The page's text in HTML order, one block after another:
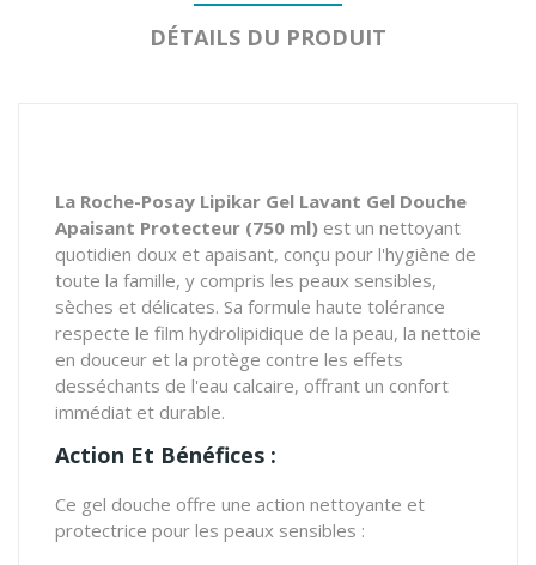
DÉTAILS DU PRODUIT
La Roche-Posay Lipikar Gel Lavant Gel Douche
Apaisant Protecteur (750 ml) est un nettoyant
quotidien doux et apaisant, conçu pour l'hygiène de
toute la famille, y compris les peaux sensibles,
sèches et délicates. Sa formule haute tolérance
respecte le film hydrolipidique de la peau, la nettoie
en douceur et la protège contre les effets
desséchants de l'eau calcaire, offrant un confort
immédiat et durable.
Action Et Bénéfices :
Ce gel douche offre une action nettoyante et
protectrice pour les peaux sensibles :